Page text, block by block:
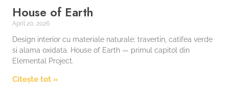
House of Earth
April 20, 2026
Design interior cu materiale naturale: travertin, catifea verde
si alama oxidata. House of Earth — primul capitol din
Elemental Project.
Citește tot »